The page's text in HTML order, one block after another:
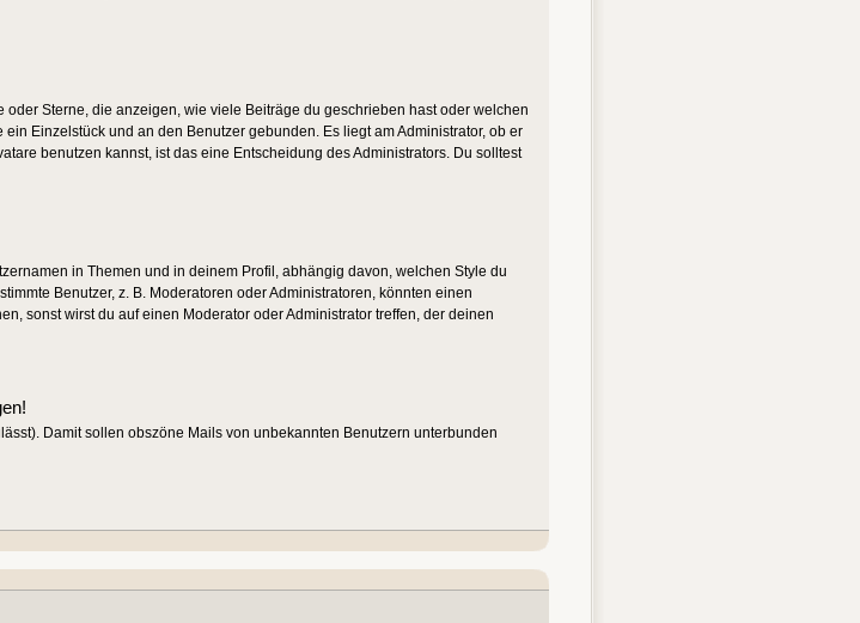
Sterne, die anzeigen, wie viele Beiträge du geschrieben hast oder welchen
Einzelstück und an den Benutzer gebunden. Es liegt am Administrator, ob er
benutzen kannst, ist das eine Entscheidung des Administrators. Du solltest
in Themen und in deinem Profil, abhängig davon, welchen Style du
Benutzer, z. B. Moderatoren oder Administratoren, könnten einen
sonst wirst du auf einen Moderator oder Administrator treffen, der deinen
Damit sollen obszöne Mails von unbekannten Benutzern unterbunden